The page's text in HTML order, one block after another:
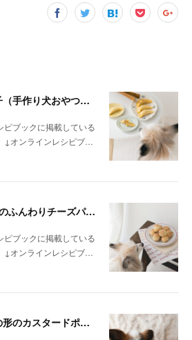
混ぜて焼くだけ！卵餃子（手作り犬おやつレシピ）
ピブックに掲載している
↓オンラインレシピブ…
材料3つだけ！発酵不要のふんわりチーズパン（手作り犬おやつレシピ）
ピブックに掲載している
↓オンラインレシピブ…
オーブン不要！チーズの形のカスタードポテトケーキ（手作り犬おやつレシピ）